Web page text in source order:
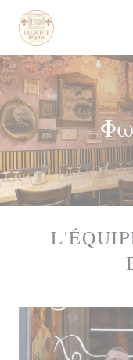
Πίνακας διαχείρισης